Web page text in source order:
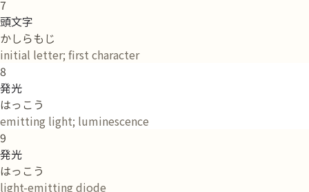
7
頭文字
かしらもじ
initial letter; first character
8
発光
はっこう
emitting light; luminescence
9
発光
はっこう
light-emitting diode